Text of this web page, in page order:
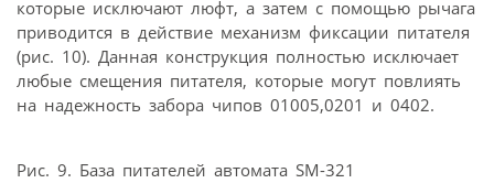
которые исключают люфт, а затем с помощью рычага
приводится в действие механизм фиксации питателя
(рис. 10). Данная конструкция полностью исключает
любые смещения питателя, которые могут повлиять
на надежность забора чипов 01005,0201 и 0402.
Рис. 9. База питателей автомата SM-321